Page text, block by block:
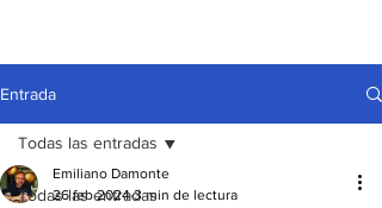
Entrada
Todas las entradas
Todas las entradas
Emiliano Damonte
26 feb 2024 3 min de lectura